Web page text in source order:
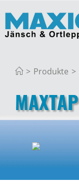
> Produkte >
MAXTAP